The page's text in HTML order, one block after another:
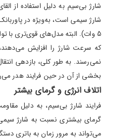
شارژ بی‌سیم به دلیل استفاده از
شارژ سیمی است، به‌ویژه در
که سرعت شارژ را افزایش
نمی‌رسند. به طور کلی، بازدهی
بخشی از آن در حین فرایند هدر
اتلاف انرژی و گرمای بیشتر
فرایند شارژ بی‌سیم، به دلیل
گرمای بیشتری نسبت به شارژ
می‌تواند به مرور زمان به باتری